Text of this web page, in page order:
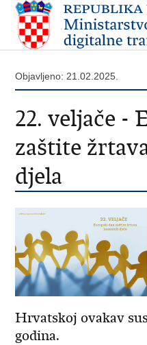
Objavljeno: 21.02.2025.
22. veljače -
zaštite
djela
Hrvatskoj ovakav
godina.